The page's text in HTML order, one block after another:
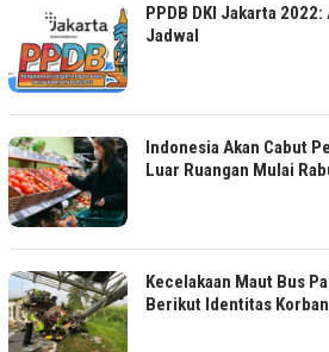
PPDB DKI Jakarta
Jadwal
Indonesia Akan Cabut
Luar Ruangan Mulai
Kecelakaan Maut Bus
Berikut Identitas